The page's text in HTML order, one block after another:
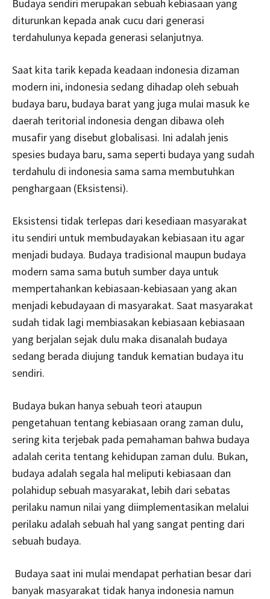
Budaya sendiri merupakan sebuah kebiasaan yang
diturunkan kepada anak cucu dari generasi
terdahulunya kepada generasi selanjutnya.
Saat kita tarik kepada keadaan indonesia dizaman
modern ini, indonesia sedang dihadap oleh sebuah
budaya baru, budaya barat yang juga mulai masuk ke
daerah teritorial indonesia dengan dibawa oleh
musafir yang disebut globalisasi. Ini adalah jenis
spesies budaya baru, sama seperti budaya yang sudah
terdahulu di indonesia sama sama membutuhkan
penghargaan (Eksistensi).
Eksistensi tidak terlepas dari kesediaan masyarakat
itu sendiri untuk membudayakan kebiasaan itu agar
menjadi budaya. Budaya tradisional maupun budaya
modern sama sama butuh sumber daya untuk
mempertahankan kebiasaan-kebiasaan yang akan
menjadi kebudayaan di masyarakat. Saat masyarakat
sudah tidak lagi membiasakan kebiasaan kebiasaan
yang berjalan sejak dulu maka disanalah budaya
sedang berada diujung tanduk kematian budaya itu
sendiri.
Budaya bukan hanya sebuah teori ataupun
pengetahuan tentang kebiasaan orang zaman dulu,
sering kita terjebak pada pemahaman bahwa budaya
adalah cerita tentang kehidupan zaman dulu. Bukan,
budaya adalah segala hal meliputi kebiasaan dan
polahidup sebuah masyarakat, lebih dari sebatas
perilaku namun nilai yang diimplementasikan melalui
perilaku adalah sebuah hal yang sangat penting dari
sebuah budaya.
Budaya saat ini mulai mendapat perhatian besar dari
banyak masyarakat tidak hanya indonesia namun